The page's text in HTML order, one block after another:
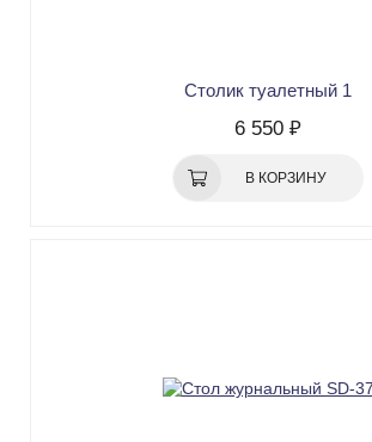
Столик туалетный 1
6 550 ₽
В КОРЗИНУ